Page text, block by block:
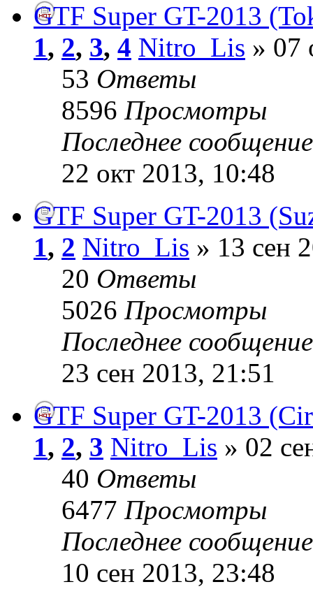
GTF Super GT-2013
1, 2, 3, 4 Nitro_Lis » 07
53 Ответы
8596 Просмотры
Последнее
22 окт 2013, 10:48
GTF Super GT-2013
1, 2 Nitro_Lis » 13 сен
20 Ответы
5026 Просмотры
Последнее
23 сен 2013, 21:51
GTF Super GT-2013
1, 2, 3 Nitro_Lis » 02
40 Ответы
6477 Просмотры
Последнее
10 сен 2013, 23:48